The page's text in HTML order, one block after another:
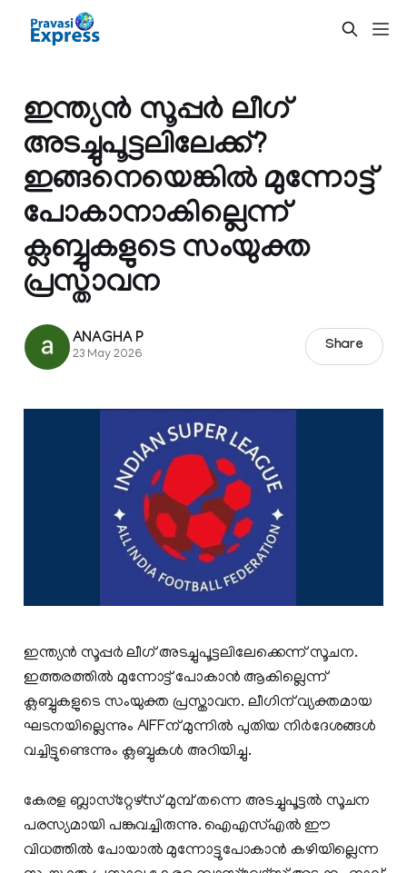
ഇന്ത്യന്‍ സൂപ്പര്‍ ലീഗ്
അടച്ചുപൂട്ടലിലേക്ക്?
ഇങ്ങനെയെങ്കില്‍ മുന്നോട്ട്
പോകാനാകില്ലെന്ന്
ക്ലബ്ബുകളുടെ സംയുക്ത
പ്രസ്താവന
ANAGHA P
23 May 2026
Share
ഇന്ത്യന്‍ സൂപ്പര്‍ ലീഗ് അടച്ചുപൂട്ടലിലേക്കെന്ന് സൂചന.
ഇത്തരത്തില്‍ മുന്നോട്ട് പോകാന്‍ ആകില്ലെന്ന്
ക്ലബ്ബുകളുടെ സംയുക്ത പ്രസ്താവന. ലീഗിന് വ്യക്തമായ
ഘടനയില്ലെന്നും AIFFന് മുന്നില്‍ പുതിയ നിര്‍ദേശങ്ങള്‍
വച്ചിട്ടുണ്ടെന്നും ക്ലബ്ബുകള്‍ അറിയിച്ചു.
കേരള ബ്ലാസ്‌റ്റേഴ്‌സ് മുമ്പ് തന്നെ അടച്ചുപൂട്ടല്‍ സൂചന
പരസ്യമായി പങ്കുവച്ചിരുന്നു. ഐഎസ്എല്‍ ഈ
വിധത്തില്‍ പോയാല്‍ മുന്നോട്ടുപോകാന്‍ കഴിയില്ലെന്ന